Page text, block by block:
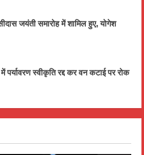
जयंती समारोह में शामिल हुए, योगेश
स्वीकृति रद्द कर वन कटाई पर रोक